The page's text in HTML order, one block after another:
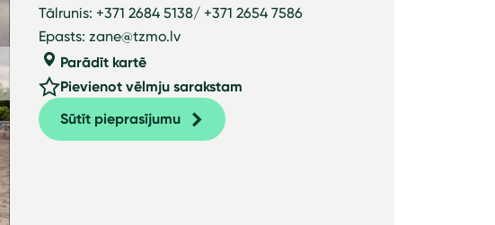
Tālrunis: +371 2684 5138/ +371 2654 7586
Epasts: zane@tzmo.lv
Parādīt kartē
Pievienot vēlmju sarakstam
Sūtīt pieprasījumu